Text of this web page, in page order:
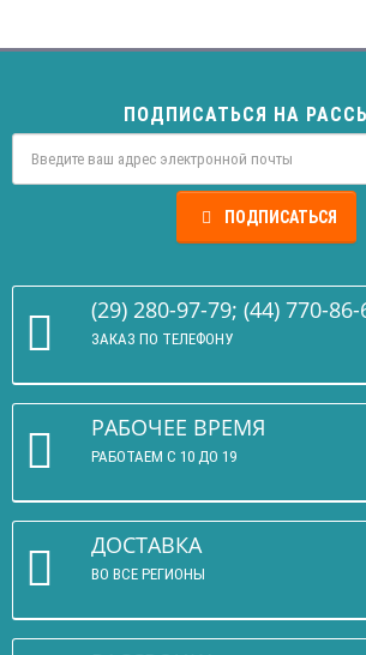
ПОДПИСАТЬСЯ НА
ПОДПИСАТЬСЯ
(29) 280-97-79; (44) 770-86-
ЗАКАЗ ПО ТЕЛЕФОНУ
РАБОЧЕЕ ВРЕМЯ
РАБОТАЕМ С 10 ДО 19
ДОСТАВКА
ВО ВСЕ РЕГИОНЫ